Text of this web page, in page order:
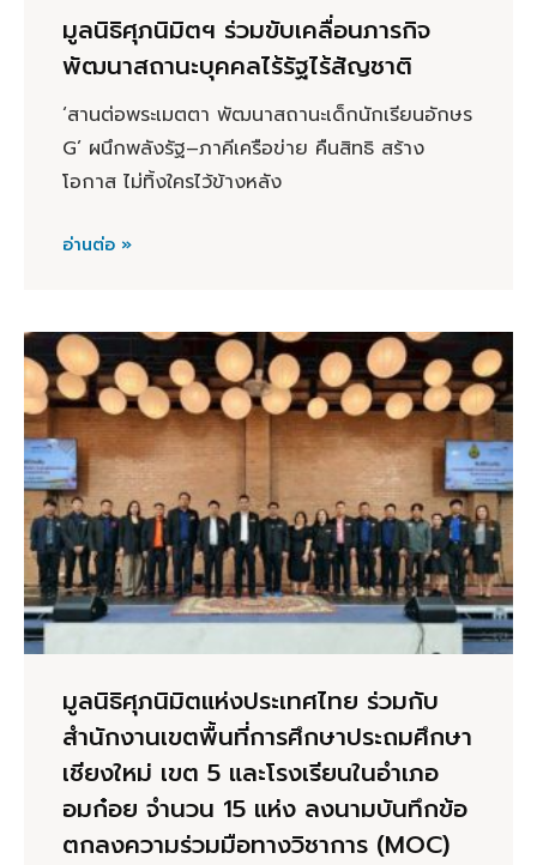
มูลนิธิศุภนิมิตฯ ร่วมขับเคลื่อนภารกิจ
พัฒนาสถานะบุคคลไร้รัฐไร้สัญชาติ
‘สานต่อพระเมตตา พัฒนาสถานะเด็กนักเรียนอักษร
G’ ผนึกพลังรัฐ–ภาคีเครือข่าย คืนสิทธิ สร้าง
โอกาส ไม่ทิ้งใครไว้ข้างหลัง
อ่านต่อ »
มูลนิธิศุภนิมิตแห่งประเทศไทย ร่วมกับ
สำนักงานเขตพื้นที่การศึกษาประถมศึกษา
เชียงใหม่ เขต 5 และโรงเรียนในอำเภอ
อมก๋อย จำนวน 15 แห่ง ลงนามบันทึกข้อ
ตกลงความร่วมมือทางวิชาการ (MOC)